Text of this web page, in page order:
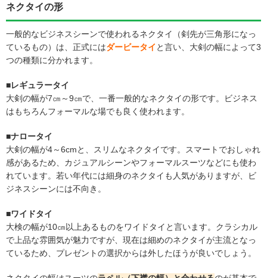
ネクタイの形
一般的なビジネスシーンで使われるネクタイ（剣先が三角形になっ
ているもの）は、正式にはダービータイ と言い、大剣の幅によって3
つの種類に分かれます。
■レギュラータイ
大剣の幅が7㎝～9㎝で、一番一般的なネクタイの形です。ビジネス
はもちろんフォーマルな場でも良く使われます。
■ナロータイ
大剣の幅が4～6cmと、スリムなネクタイです。スマートでおしゃれ
感があるため、カジュアルシーンやフォーマルスーツなどにも使わ
れています。若い年代には細身のネクタイも人気がありますが、ビ
ジネスシーンには不向き。
■ワイドタイ
大検の幅が10㎝以上あるものをワイドタイと言います。クラシカル
で上品な雰囲気が魅力ですが、現在は細めのネクタイが主流となっ
ているため、プレゼントの選択からは外したほうが良いでしょう。